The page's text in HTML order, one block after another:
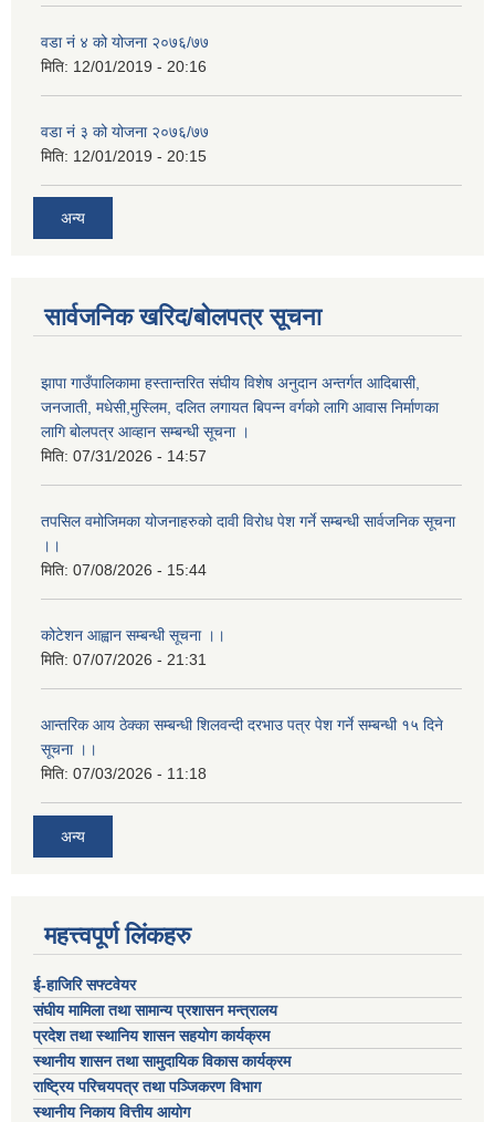
वडा नं ४ को योजना २०७६/७७
मिति: 12/01/2019 - 20:16
वडा नं ३ को योजना २०७६/७७
मिति: 12/01/2019 - 20:15
अन्य
सार्वजनिक खरिद/बोलपत्र सूचना
झापा गाउँपालिकामा हस्तान्तरित संघीय विशेष अनुदान अन्तर्गत आदिबासी,
जनजाती, मधेसी,मुस्लिम, दलित लगायत बिपन्न वर्गको लागि आवास निर्माणका
लागि बोलपत्र आव्हान सम्बन्धी सूचना ।
मिति: 07/31/2026 - 14:57
तपसिल वमोजिमका योजनाहरुको दावी विरोध पेश गर्ने सम्बन्धी सार्वजनिक सूचना
।।
मिति: 07/08/2026 - 15:44
कोटेशन आह्वान सम्बन्धी सूचना ।।
मिति: 07/07/2026 - 21:31
आन्तरिक आय ठेक्का सम्बन्धी शिलवन्दी दरभाउ पत्र पेश गर्ने सम्बन्धी १५ दिने
सूचना ।।
मिति: 07/03/2026 - 11:18
अन्य
महत्त्वपूर्ण लिंकहरु
ई-हाजिरि सफ्टवेयर
संघीय मामिला तथा सामान्य प्रशासन मन्त्रालय
प्रदेश तथा स्थानिय शासन सहयोग कार्यक्रम
स्थानीय शासन तथा सामुदायिक विकास कार्यक्रम
राष्ट्रिय परिचयपत्र तथा पञ्जिकरण विभाग
स्थानीय निकाय वित्तीय आयोग